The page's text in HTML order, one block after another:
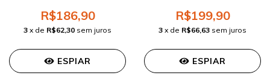
R$186,90
3 x de R$62,30 sem juros
ESPIAR
R$199,90
3 x de R$66,63 sem juros
ESPIAR